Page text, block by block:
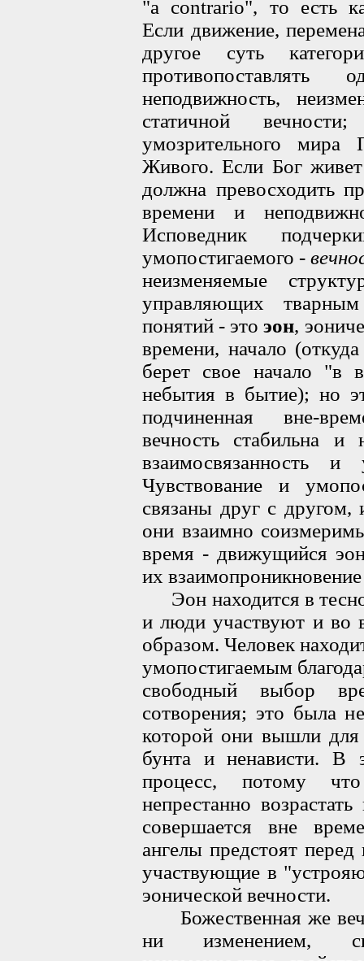
"a contrario", то есть
Если движение,
другое суть
неподвижность,
статичной
умозрительного мира
Живого. Если Бог
должна превосходить
времени и
Исповедник
умопостигаемого -
неизменяемые
управляющих
понятий - этоэон,
времени, начало
берет свое начало "в
небытия в бытие); но
подчиненная вне-
вечность стабильна
взаимосвязанность и
Чувствование и
связаны друг с
они взаимно
время - движущийся
их
Эон находится в
и люди участвуют и во
образом. Человек
умопостигаемым
свободный выбор
сотворения; это была
которой они вышли
бунта и ненависти. В
процесс, потому
непрестанно
совершается вне
ангелы предстоят
участвующие в
эонической вечности.
Божественная же
ни изменением,